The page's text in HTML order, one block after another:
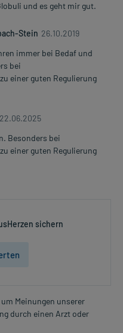
und es geht mir gut.
Stein 26.10.2019
immer bei Bedaf und
bei
einer guten Regulierung
22.06.2025
Besonders bei
einer guten Regulierung
sichern
Meinungen unserer
durch einen Arzt oder